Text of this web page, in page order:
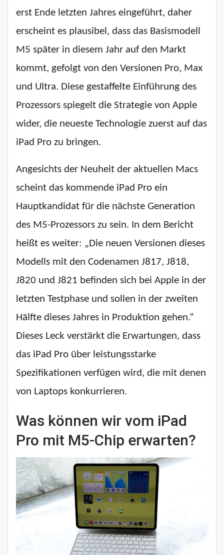
erst Ende letzten Jahres eingeführt, daher
erscheint es plausibel, dass das Basismodell
M5 später in diesem Jahr auf den Markt
kommt, gefolgt von den Versionen Pro, Max
und Ultra. Diese gestaffelte Einführung des
Prozessors spiegelt die Strategie von Apple
wider, die neueste Technologie zuerst auf das
iPad Pro zu bringen.
Angesichts der Neuheit der aktuellen Macs
scheint das kommende iPad Pro ein
Hauptkandidat für die nächste Generation
des M5-Prozessors zu sein. In dem Bericht
heißt es weiter: „Die neuen Versionen dieses
Modells mit den Codenamen J817, J818,
J820 und J821 befinden sich bei Apple in der
letzten Testphase und sollen in der zweiten
Hälfte dieses Jahres in Produktion gehen.“
Dieses Leck verstärkt die Erwartungen, dass
das iPad Pro über leistungsstarke
Spezifikationen verfügen wird, die mit denen
von Laptops konkurrieren.
Was können wir vom iPad
Pro mit M5-Chip erwarten?